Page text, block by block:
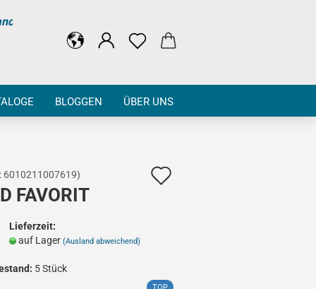
BLOGGEN ÜBER UNS
6010211007619)
FAVORIT
Lieferzeit:
auf Lager (Ausland abweichend)
5Stück